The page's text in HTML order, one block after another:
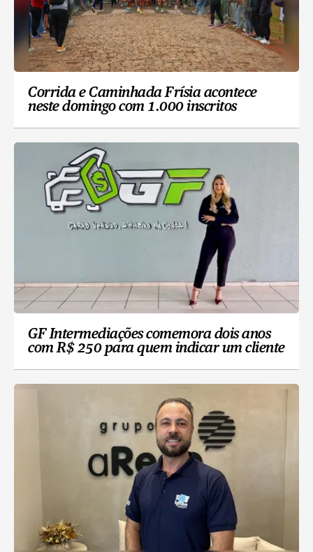
Corrida e Caminhada Frísia acontece
neste domingo com 1.000 inscritos
GF Intermediações comemora dois anos
com R$ 250 para quem indicar um cliente